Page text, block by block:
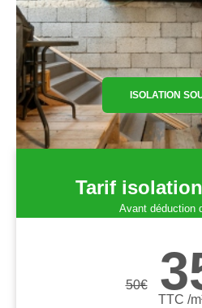
ISOLATION
Tarif
Avant déduction
50€
TTC /